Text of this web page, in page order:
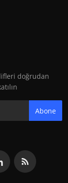
doğrudan
Abone